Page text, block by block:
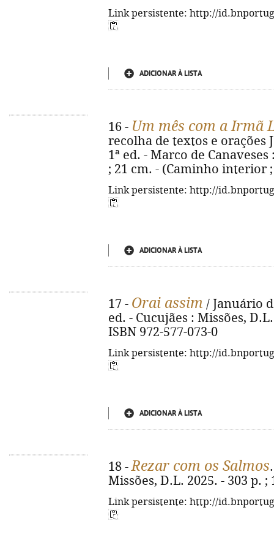
Link persistente: http://
ADICIONAR À LISTA
16 - Um mês com a Irmã
recolha de textos e orações
1ª ed. - Marco de
; 21 cm. - (Caminho interior ;
Link persistente: http://
ADICIONAR À LISTA
17 - Orai assim / Januário
ed. - Cucujães : Missões,
ISBN 972-577-073-0
Link persistente: http://
ADICIONAR À LISTA
18 -Rezar com os Salmos
Missões, D.L. 2025. - 303 p. ;
Link persistente: http://